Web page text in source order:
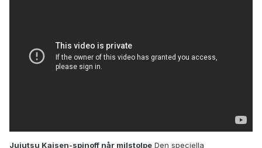
Jujutsu Kaisen-spinoff når milstolpe Den speciella